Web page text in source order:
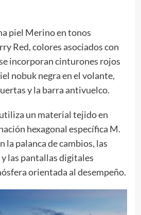
piel Merino en tonos
Red, colores asociados con
incorporan cinturones rojos
nobuk negra en el volante,
y la barra antivuelco.
un material tejido en
hexagonal específica M.
la palanca de cambios, las
las pantallas digitales
orientada al desempeño.